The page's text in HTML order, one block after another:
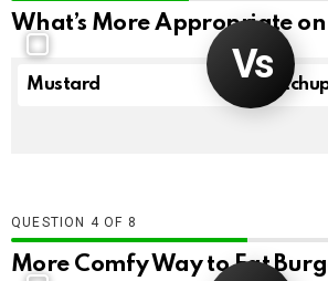
What’s More Appropriate
Mustard
QUESTION OF 8
More Comfy Way to Eat